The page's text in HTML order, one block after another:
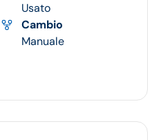
Usato
Cambio
Manuale